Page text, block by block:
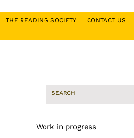
THE READING SOCIETY CONTACT US
Work in progress